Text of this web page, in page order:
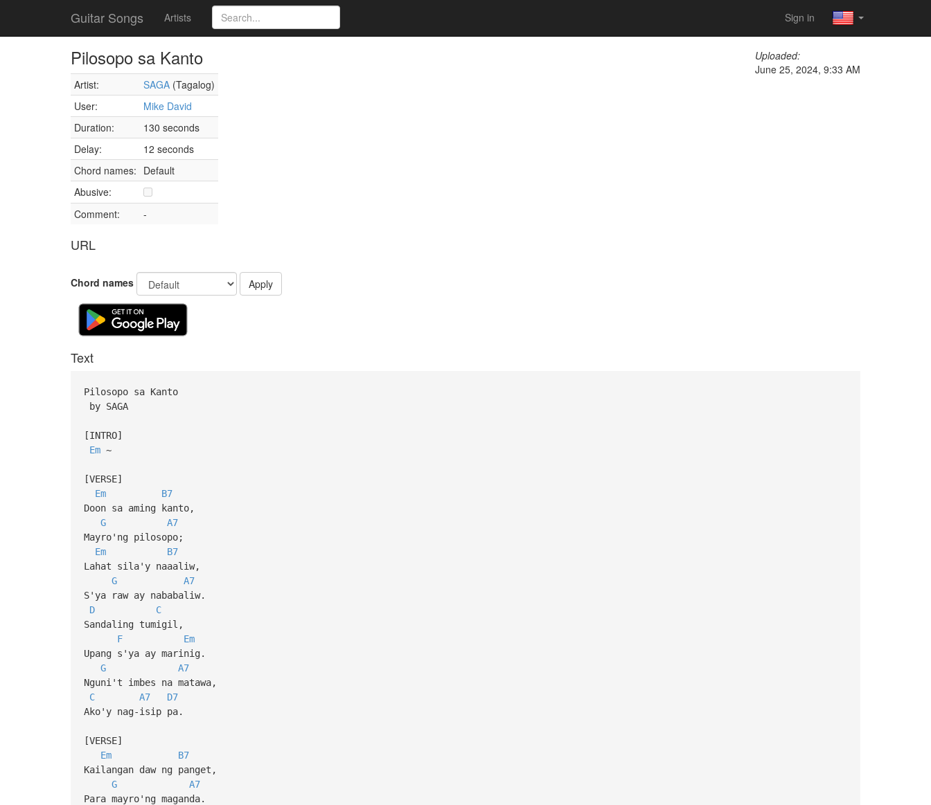
Guitar Songs Artists Sign in
Pilosopo sa Kanto
Artist: SAGA (Tagalog)
User:
Mike David
Duration:
130 seconds
Delay:
12 seconds
Chord names: Default
Abusive:
Comment:
-
URL
Uploaded:
June 25, 2024, 9:33 AM
Chord names Apply
Text
Pilosopo sa Kanto
by SAGA
[INTRO]
Em~
[VERSE]
Em
B7
Doon sa aming kanto,
G
A7
Mayro'ng pilosopo;
Em
B7
Lahat sila'y naaaliw,
G
A7
S'ya raw ay nababaliw.
D
C
Sandaling tumigil,
F
Em
Upang s'ya ay marinig.
G
A7
Nguni't imbes na matawa,
C
A7
D7
Ako'y nag-isip pa.
[VERSE]
Em
B7
Kailangan daw ng panget,
G
A7
Para mayro'ng maganda.